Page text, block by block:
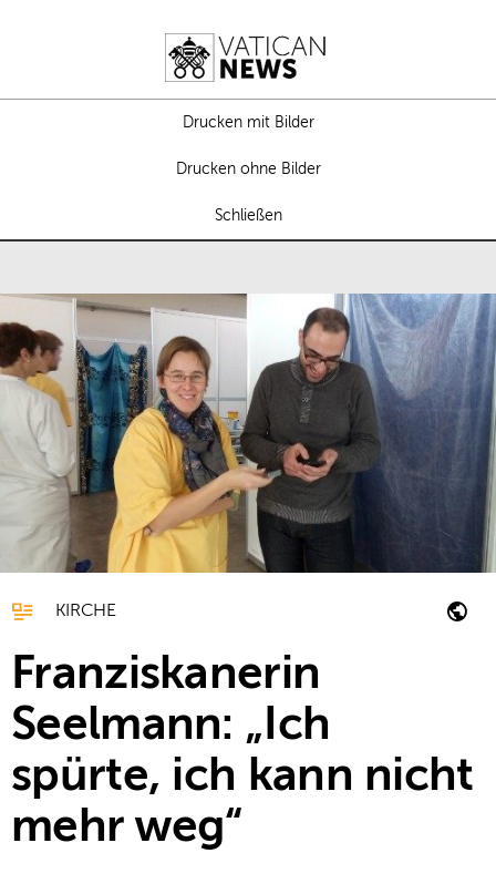
Drucken mit Bilder
Drucken ohne Bilder
Schließen
KIRCHE
Franziskanerin
Seelmann: „Ich
spürte, ich kann nicht
mehr weg“